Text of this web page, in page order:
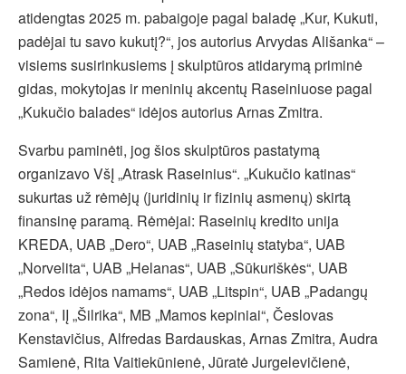
atidengtas 2025 m. pabaigoje pagal baladę „Kur, Kukuti,
padėjai tu savo kukutį?“, jos autorius Arvydas Ališanka“ –
visiems susirinkusiems į skulptūros atidarymą priminė
gidas, mokytojas ir meninių akcentų Raseiniuose pagal
„Kukučio balades“ idėjos autorius Arnas Zmitra.
Svarbu paminėti, jog šios skulptūros pastatymą
organizavo VšĮ „Atrask Raseinius“. „Kukučio katinas“
sukurtas už rėmėjų (juridinių ir fizinių asmenų) skirtą
finansinę paramą. Rėmėjai: Raseinių kredito unija
KREDA, UAB „Dero“, UAB „Raseinių statyba“, UAB
„Norvelita“, UAB „Helanas“, UAB „Sūkuriškės“, UAB
„Redos idėjos namams“, UAB „Litspin“, UAB „Padangų
zona“, IĮ „Šilrika“, MB „Mamos kepiniai“, Česlovas
Kenstavičius, Alfredas Bardauskas, Arnas Zmitra, Audra
Samienė, Rita Vaitiekūnienė, Jūratė Jurgelevičienė,